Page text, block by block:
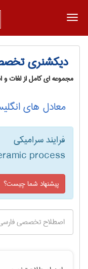
دیکشنری
مجموعه ای کامل از لغات
معادل های
فرایند سرامیکی
process
پیشنهاد شما چیست؟